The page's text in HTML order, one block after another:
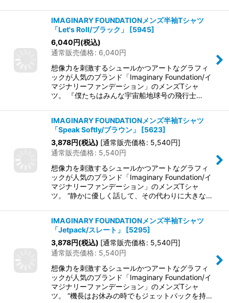
IMAGINARY FOUNDATIONメンズ半袖Tシャツ
「Let's Roll/ブラック」
[5945]
6,040円(税込)
通常販売価格: 6,040円
想像力を刺激するシュールかつアートなグラフィ
ックが人気のブランド「Imaginary Foundation/イ
マジナリーファンデーション」のメンズTシャ
ツ。 『僕たちはみんな宇宙船地球号の飛行士…
IMAGINARY FOUNDATIONメンズ半袖Tシャツ
「Speak Softly/ブラウン」
[5623]
3,878円(税込) [通常販売価格: 5,540円]
通常販売価格: 5,540円
想像力を刺激するシュールかつアートなグラフィ
ックが人気のブランド「Imaginary Foundation/イ
マジナリーファンデーション」のメンズTシャ
ツ。 “静かに優しく話して、その代わりに大きな…
IMAGINARY FOUNDATIONメンズ半袖Tシャツ
「Jetpack/スレート」
[5295]
3,878円(税込) [通常販売価格: 5,540円]
通常販売価格: 5,540円
想像力を刺激するシュールかつアートなグラフィ
ックが人気のブランド「Imaginary Foundation/イ
マジナリーファンデーション」のメンズTシャ
ツ。 “機長はお休みの時でもジェットパックを持…